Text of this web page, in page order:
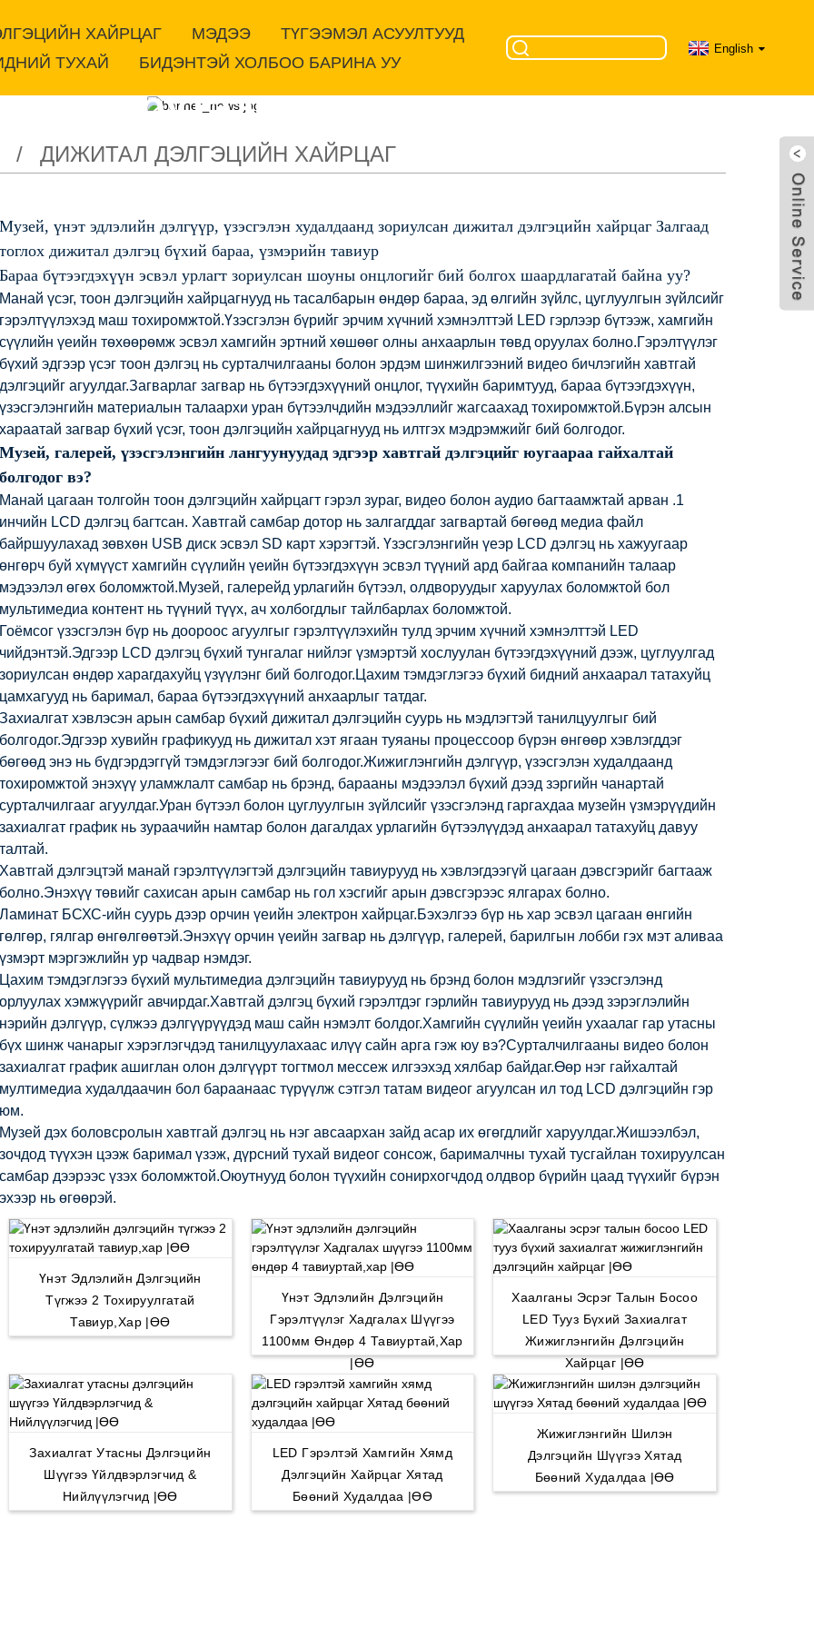
ХАЙРЦАГ МЭДЭЭ
ТҮГЭЭМЭЛ АСУУЛТУУД
ТУХАЙ
БИДЭНТЭЙ ХОЛБОО БАРИНА УУ
English
бүтээгдэхүүн
ДИЖИТАЛ ДЭЛГЭЦИЙН ХАЙРЦАГ
Музей, үнэт эдлэлийн дэлгүүр, үзэсгэлэн худалдаанд зориулсан дижитал дэлгэцийн хайрцаг Залгаад
тоглох дижитал дэлгэц бүхий бараа, үзмэрийн тавиур
Бараа бүтээгдэхүүн эсвэл урлагт зориулсан шоуны онцлогийг бий болгох шаардлагатай байна уу?
Манай үсэг, тоон дэлгэцийн хайрцагнууд нь тасалбарын өндөр бараа, эд өлгийн зүйлс, цуглуулгын зүйлсийг
гэрэлтүүлэхэд маш тохиромжтой.Үзэсгэлэн бүрийг эрчим хүчний хэмнэлттэй LED гэрлээр бүтээж, хамгийн
сүүлийн үеийн төхөөрөмж эсвэл хамгийн эртний хөшөөг олны анхаарлын төвд оруулах болно.Гэрэлтүүлэг
бүхий эдгээр үсэг тоон дэлгэц нь сурталчилгааны болон эрдэм шинжилгээний видео бичлэгийн хавтгай
дэлгэцийг агуулдаг.Загварлаг загвар нь бүтээгдэхүүний онцлог, түүхийн баримтууд, бараа бүтээгдэхүүн,
үзэсгэлэнгийн материалын талаархи уран бүтээлчдийн мэдээллийг жагсаахад тохиромжтой.Бүрэн алсын
хараатай загвар бүхий үсэг, тоон дэлгэцийн хайрцагнууд нь илтгэх мэдрэмжийг бий болгодог.
Музей, галерей, үзэсгэлэнгийн лангуунуудад эдгээр хавтгай дэлгэцийг юугаараа гайхалтай
болгодог вэ?
Манай цагаан толгойн тоон дэлгэцийн хайрцагт гэрэл зураг, видео болон аудио багтаамжтай арван .1
инчийн LCD дэлгэц багтсан. Хавтгай самбар дотор нь залгагддаг загвартай бөгөөд медиа файл
байршуулахад зөвхөн USB диск эсвэл SD карт хэрэгтэй. Үзэсгэлэнгийн үеэр LCD дэлгэц нь хажуугаар
өнгөрч буй хүмүүст хамгийн сүүлийн үеийн бүтээгдэхүүн эсвэл түүний ард байгаа компанийн талаар
мэдээлэл өгөх боломжтой.Музей, галерейд урлагийн бүтээл, олдворуудыг харуулах боломжтой бол
мультимедиа контент нь түүний түүх, ач холбогдлыг тайлбарлах боломжтой.
Гоёмсог үзэсгэлэн бүр нь доороос агуулгыг гэрэлтүүлэхийн тулд эрчим хүчний хэмнэлттэй LED
чийдэнтэй.Эдгээр LCD дэлгэц бүхий тунгалаг нийлэг үзмэртэй хослуулан бүтээгдэхүүний дээж, цуглуулгад
зориулсан өндөр харагдахуйц үзүүлэнг бий болгодог.Цахим тэмдэглэгээ бүхий бидний анхаарал татахуйц
цамхагууд нь баримал, бараа бүтээгдэхүүний анхаарлыг татдаг.
Захиалгат хэвлэсэн арын самбар бүхий дижитал дэлгэцийн суурь нь мэдлэгтэй танилцуулгыг бий
болгодог.Эдгээр хувийн графикууд нь дижитал хэт ягаан туяаны процессоор бүрэн өнгөөр ​​хэвлэгддэг
бөгөөд энэ нь бүдгэрдэггүй тэмдэглэгээг бий болгодог.Жижиглэнгийн дэлгүүр, үзэсгэлэн худалдаанд
тохиромжтой энэхүү уламжлалт самбар нь брэнд, барааны мэдээлэл бүхий дээд зэргийн чанартай
сурталчилгааг агуулдаг.Уран бүтээл болон цуглуулгын зүйлсийг үзэсгэлэнд гаргахдаа музейн үзмэрүүдийн
захиалгат график нь зураачийн намтар болон дагалдах урлагийн бүтээлүүдэд анхаарал татахуйц давуу
талтай.
Хавтгай дэлгэцтэй манай гэрэлтүүлэгтэй дэлгэцийн тавиурууд нь хэвлэгдээгүй цагаан дэвсгэрийг багтааж
болно.Энэхүү төвийг сахисан арын самбар нь гол хэсгийг арын дэвсгэрээс ялгарах болно.
Ламинат БСХС-ийн суурь дээр орчин үеийн электрон хайрцаг.Бэхэлгээ бүр нь хар эсвэл цагаан өнгийн
гөлгөр, гялгар өнгөлгөөтэй.Энэхүү орчин үеийн загвар нь дэлгүүр, галерей, барилгын лобби гэх мэт аливаа
үзмэрт мэргэжлийн ур чадвар нэмдэг.
Цахим тэмдэглэгээ бүхий мультимедиа дэлгэцийн тавиурууд нь брэнд болон мэдлэгийг үзэсгэлэнд
орлуулах хэмжүүрийг авчирдаг.Хавтгай дэлгэц бүхий гэрэлтдэг гэрлийн тавиурууд нь дээд зэрэглэлийн
нэрийн дэлгүүр, сүлжээ дэлгүүрүүдэд маш сайн нэмэлт болдог.Хамгийн сүүлийн үеийн ухаалаг гар утасны
бүх шинж чанарыг хэрэглэгчдэд танилцуулахаас илүү сайн арга гэж юу вэ?Сурталчилгааны видео болон
захиалгат график ашиглан олон дэлгүүрт тогтмол мессеж илгээхэд хялбар байдаг.Өөр нэг гайхалтай
мултимедиа худалдаачин бол бараанаас түрүүлж сэтгэл татам видеог агуулсан ил тод LCD дэлгэцийн гэр
юм.
Музей дэх боловсролын хавтгай дэлгэц нь нэг авсаархан зайд асар их өгөгдлийг харуулдаг.Жишээлбэл,
зочдод түүхэн цээж баримал үзэж, дүрсний тухай видеог сонсож, барималчны тухай тусгайлан тохируулсан
самбар дээрээс үзэх боломжтой.Оюутнууд болон түүхийн сонирхогчдод олдвор бүрийн цаад түүхийг бүрэн
эхээр нь өгөөрэй.
Үнэт Эдлэлийн Дэлгэцийн
Түгжээ 2 Тохируулгатай
Тавиур,хар |ӨӨ
Үнэт Эдлэлийн Дэлгэцийн
Гэрэлтүүлэг Хадгалах Шүүгээ
1100мм Өндөр 4 Тавиуртай,хар
|ӨӨ
Хаалганы Эсрэг Талын Босоо
LED Тууз Бүхий Захиалгат
Жижиглэнгийн Дэлгэцийн
Хайрцаг |ӨӨ
Захиалгат Утасны Дэлгэцийн
Шүүгээ Үйлдвэрлэгчид &
Нийлүүлэгчид |ӨӨ
LED Гэрэлтэй Хамгийн Хямд
Дэлгэцийн Хайрцаг Хятад
Бөөний Худалдаа |ӨӨ
Жижиглэнгийн Шилэн
Дэлгэцийн Шүүгээ Хятад
Бөөний Худалдаа |ӨӨ